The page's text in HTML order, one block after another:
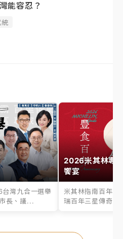
能容忍？
灣九合一選舉
長、議...
2026米其林專
饗宴
米其林指南百年之
瑞百年三星傳奇、